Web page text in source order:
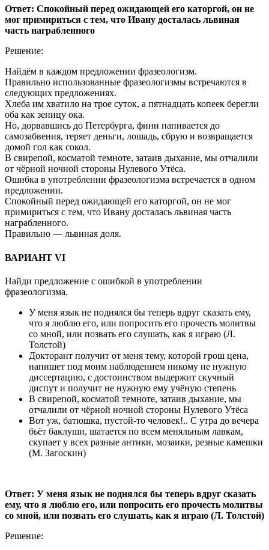
Ответ: Спокойный перед ожидающей его каторгой, он не
мог примириться с тем, что Ивану досталась львиная
часть награбленного
Решение:
Найдём в каждом предложении фразеологизм.
Правильно использованные фразеологизмы встречаются в
следующих предложениях.
Хлеба им хватило на трое суток, а пятнадцать копеек берегли
оба как зеницу ока.
Но, дорвавшись до Петербурга, финн напивается до
самозабвения, теряет деньги, лошадь, сбрую и возвращается
домой гол как сокол.
В свирепой, косматой темноте, затаив дыхание, мы отчалили
от чёрной ночной стороны Нулевого Утёса.
Ошибка в употреблении фразеологизма встречается в одном
предложении.
Спокойный перед ожидающей его каторгой, он не мог
примириться с тем, что Ивану досталась львиная часть
награбленного.
Правильно — львиная доля.
ВАРИАНТ VI
Найди предложение с ошибкой в употреблении
фразеологизма.
У меня язык не поднялся бы теперь вдруг сказать ему,
что я люблю его, или попросить его прочесть молитвы
со мной, или позвать его слушать, как я играю (Л.
Толстой)
Докторант получит от меня тему, которой грош цена,
напишет под моим наблюдением никому не нужную
диссертацию, с достоинством выдержит скучный
диспут и получит не нужную ему учёную степень
В свирепой, косматой темноте, затаив дыхание, мы
отчалили от чёрной ночной стороны Нулевого Утёса
Вот уж, батюшка, пустой-то человек!.. С утра до вечера
бьёт баклуши, шатается по всем меняльным лавкам,
скупает у всех разные антики, мозаики, резные камешки
(М. Загоскин)
Ответ: У меня язык не поднялся бы теперь вдруг сказать
ему, что я люблю его, или попросить его прочесть молитвы
со мной, или позвать его слушать, как я играю (Л. Толстой)
Решение: